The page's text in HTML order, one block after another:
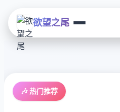
欲望之尾
🎶 热门推荐